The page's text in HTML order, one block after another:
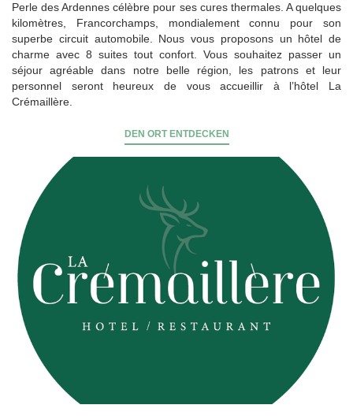
Perle des Ardennes célèbre pour ses cures thermales. A quelques
kilomètres, Francorchamps, mondialement connu pour son
superbe circuit automobile. Nous vous proposons un hôtel de
charme avec 8 suites tout confort. Vous souhaitez passer un
séjour agréable dans notre belle région, les patrons et leur
personnel seront heureux de vous accueillir à l’hôtel La
Crémaillère.
DEN ORT ENTDECKEN